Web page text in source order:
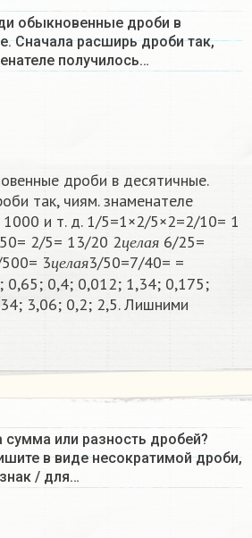
обыкновенные дроби в
Сначала расширь дроби так,
получилось…
дроби в десятичные.
так, чиям. знаменателе
1000 и т. д. 1/5=1×2/5×2=2/10= 1
2/5= 13/20 2 ц ел ая
целая
6/25=
3 ц ел ая
ц елая
3/50=7/40= =
0,65; 0,4; 0,012; 1,34; 0,175;
3,06; 0,2; 2,5. Лишними
сумма или разность дробей?
в виде несократимой дроби,
/ для…